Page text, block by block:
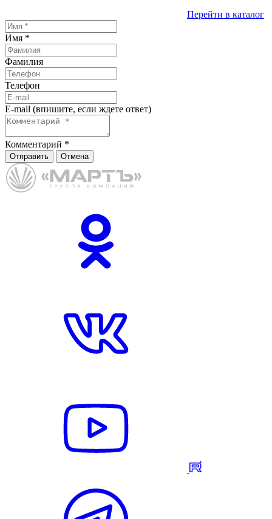
Перейти в каталог
Имя *
Фамилия
Телефон
E-mail (впишите, если ждете ответ)
Комментарий *
Отправить Отмена